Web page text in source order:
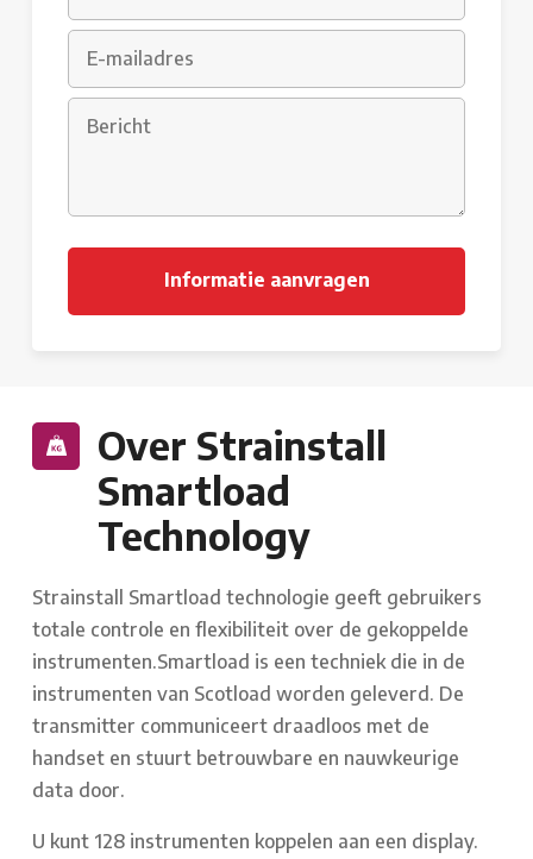
Over Strainstall
Smartload
Technology
Strainstall Smartload technologie geeft gebruikers
totale controle en flexibiliteit over de gekoppelde
instrumenten.Smartload is een techniek die in de
instrumenten van Scotload worden geleverd. De
transmitter communiceert draadloos met de
handset en stuurt betrouwbare en nauwkeurige
data door.
U kunt 128 instrumenten koppelen aan een display.